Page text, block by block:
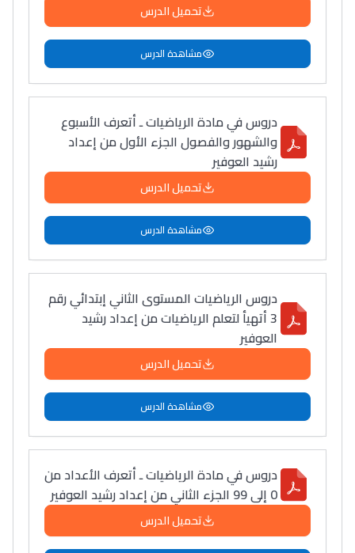
تحميل الدرس
مشاهدة الدرس
دروس في مادة الرياضيات ـ أتعرف الأسبوع
والشهور والفصول الجزء الأول من إعداد
رشيد العوفير
تحميل الدرس
مشاهدة الدرس
دروس الرياضيات المستوى الثاني إبتدائي رقم
3 أتهيأ لتعلم الرياضيات من إعداد رشيد
العوفير
تحميل الدرس
مشاهدة الدرس
دروس في مادة الرياضيات ـ أتعرف الأعداد من
0 إلى 99 الجزء الثاني من إعداد رشيد العوفير
تحميل الدرس